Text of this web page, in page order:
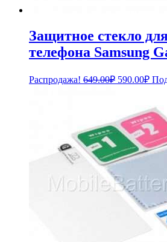
Защитное стекло
телефона Samsung
Распродажа! 649.00₽
649.00₽.
590.00₽